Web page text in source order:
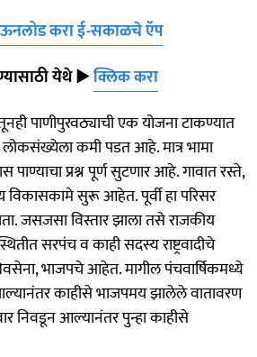
करा ई-सकाळचे ऍप
येथे►क्लिक करा
पाणीपुरवठ्याची एक योजना टाकण्यात
कमी पडत आहे. मात्र भामा
प्रश्न पूर्ण सुटणार आहे. गावात रस्ते,
विकासकामे सुरू आहेत. पूर्वी हा परिसर
जसजसा विस्तार झाला तसे राजकीय
सरपंच व काही सदस्य राष्ट्रवादीचे
भाजपचे आहेत. मागील पंचवार्षिकमध्ये
काहीसे भाजपमय झालेले वातावरण
निवडून आल्यानंतर पुन्हा काहीसे